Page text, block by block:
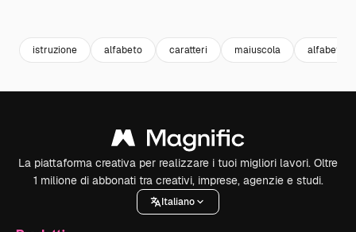
istruzione alfabeto caratteri maiuscola alfabetico
La piattaforma creativa per realizzare i tuoi migliori lavori. Oltre
1 milione di abbonati tra creativi, imprese, agenzie e studi.
Italiano